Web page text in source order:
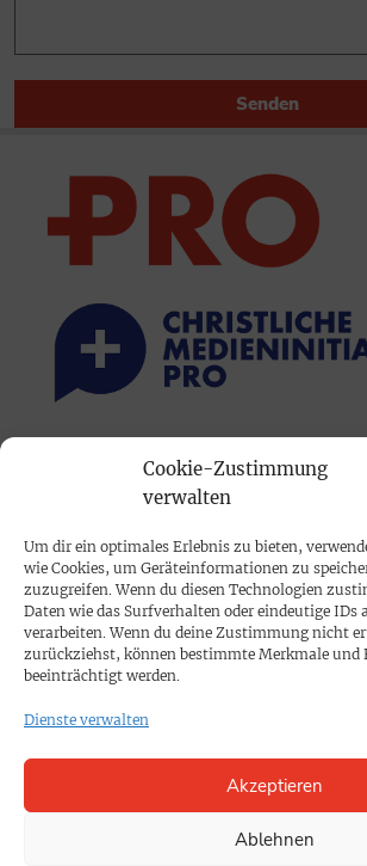
Cookie-Zustimmung
verwalten
Um dir ein optimales Erlebnis zu bieten,
wie Cookies, um Geräteinformationen zu
zuzugreifen. Wenn du diesen Technologien
Daten wie das Surfverhalten oder eindeutige IDs
verarbeiten. Wenn du deine Zustimmung nicht
zurückziehst, können bestimmte Merkmale und
beeinträchtigt werden.
Dienste verwalten
Akzeptieren
Ablehnen
Senden
PRINTAUSGABE
Mediadaten
PROKOMPAKT
Impressum
SPENDEN
Datenschutz
Cookie-Richtlinie